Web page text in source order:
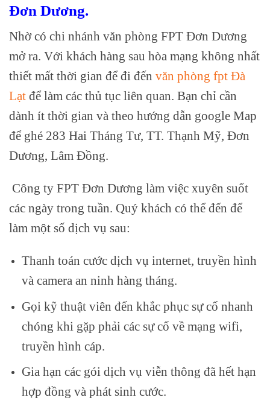
Đơn Dương.
Nhờ có chi nhánh văn phòng FPT Đơn Dương
mở ra. Với khách hàng sau hòa mạng không nhất
thiết mất thời gian để đi đến văn phòng fpt Đà
Lạt để làm các thủ tục liên quan. Bạn chỉ cần
dành ít thời gian và theo hướng dẫn google Map
để ghé 283 Hai Tháng Tư, TT. Thạnh Mỹ, Đơn
Dương, Lâm Đồng.
Công ty FPT Đơn Dương làm việc xuyên suốt
các ngày trong tuần. Quý khách có thể đến để
làm một số dịch vụ sau:
Thanh toán cước dịch vụ internet, truyền hình
và camera an ninh hàng tháng.
Gọi kỹ thuật viên đến khắc phục sự cố nhanh
chóng khi gặp phải các sự cố về mạng wifi,
truyền hình cáp.
Gia hạn các gói dịch vụ viễn thông đã hết hạn
hợp đồng và phát sinh cước.